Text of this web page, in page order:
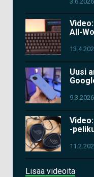
All-
Uusi
9.3.2026
-
Lisää videoita